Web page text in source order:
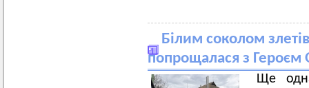
Білим соколом
попрощалася з
Ще